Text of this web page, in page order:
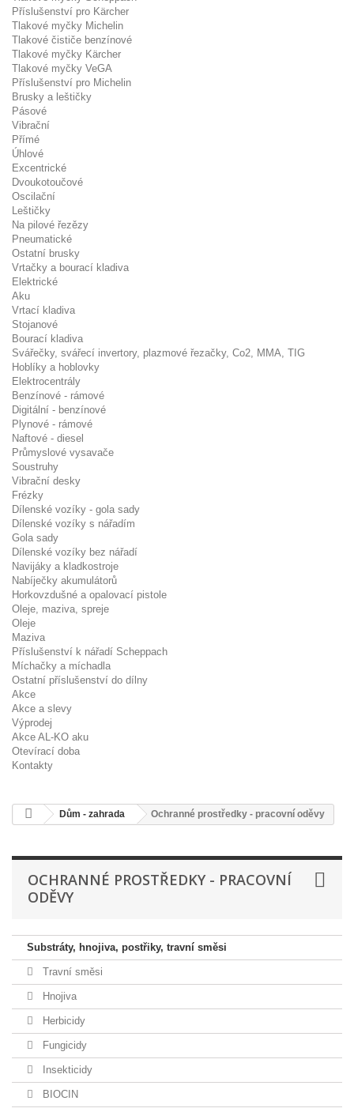
Příslušenství pro Kärcher
Tlakové myčky Michelin
Tlakové čističe benzínové
Tlakové myčky Kärcher
Tlakové myčky VeGA
Příslušenství pro Michelin
Brusky a leštičky
Pásové
Vibrační
Přímé
Úhlové
Excentrické
Dvoukotoučové
Oscilační
Leštičky
Na pilové řezězy
Pneumatické
Ostatní brusky
Vrtačky a bourací kladiva
Elektrické
Aku
Vrtací kladiva
Stojanové
Bourací kladiva
Svářečky, svářecí invertory, plazmové řezačky, Co2, MMA, TIG
Hoblíky a hoblovky
Elektrocentrály
Benzínové - rámové
Digitální - benzínové
Plynové - rámové
Naftové - diesel
Průmyslové vysavače
Soustruhy
Vibrační desky
Frézky
Dílenské vozíky - gola sady
Dílenské vozíky s nářadím
Gola sady
Dílenské vozíky bez nářadí
Navijáky a kladkostroje
Nabíječky akumulátorů
Horkovzdušné a opalovací pistole
Oleje, maziva, spreje
Oleje
Maziva
Příslušenství k nářadí Scheppach
Míchačky a míchadla
Ostatní příslušenství do dílny
Akce
Akce a slevy
Výprodej
Akce AL-KO aku
Otevírací doba
Kontakty
Dům - zahrada Ochranné prostředky - pracovní oděvy
OCHRANNÉ PROSTŘEDKY - PRACOVNÍ
ODĚVY
Substráty, hnojiva, postřiky, travní směsi
Travní směsi
Hnojiva
Herbicidy
Fungicidy
Insekticidy
BIOCIN